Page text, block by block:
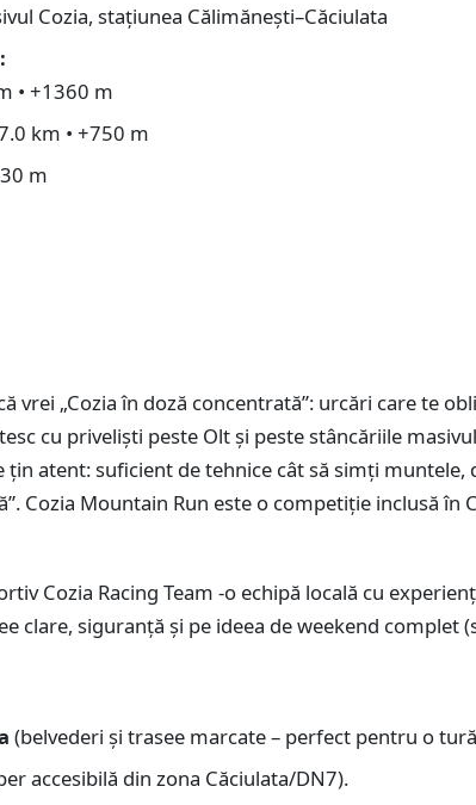
Cozia, stațiunea Călimănești–Căciulata
• +1360 m
km • +750 m
m
vrei „Cozia în doză concentrată”: urcări care te
cu priveliști peste Olt și peste stâncăriile
țin atent: suficient de tehnice cât să simți muntele,
Cozia Mountain Run este o competiție inclusă în
Cozia Racing Team -o echipă locală cu
clare, siguranță și pe ideea de weekend complet
(belvederi și trasee marcate – perfect pentru o
accesibilă din zona Căciulata/DN7).